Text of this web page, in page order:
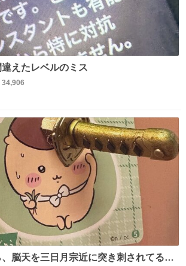
えたレベルのミス
34,906
脳天を三日月宗近に突き刺されてるく